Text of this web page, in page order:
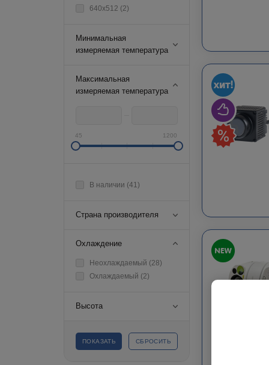
640х512 (2)
Минимальная
измеряемая температура
Максимальная
измеряемая температура
45 1200
В наличии (41)
Страна производителя
Охлаждение
Неохлаждаемый (28)
Охлаждаемый (2)
Высота